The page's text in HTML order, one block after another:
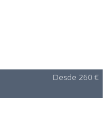
Desde 260 €